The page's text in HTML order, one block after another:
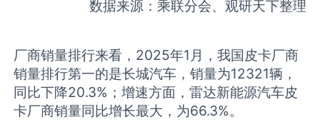
数据来源：乘联分会、观研天下整理
厂商销量排行来看，2025年1月，我国皮卡厂商
销量排行第一的是长城汽车，销量为12321辆，
同比下降20.3%；增速方面，雷达新能源汽车皮
卡厂商销量同比增长最大，为66.3%。